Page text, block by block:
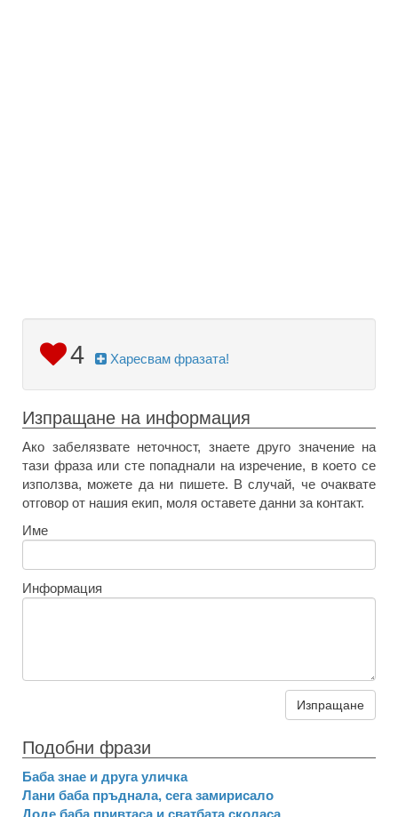
4 Харесвам фразата!
Изпращане на информация
Ако забелязвате неточност, знаете друго значение на
тази фраза или сте попаднали на изречение, в което се
използва, можете да ни пишете. В случай, че очаквате
отговор от нашия екип, моля оставете данни за контакт.
Име
Информация
Изпращане
Подобни фрази
Баба знае и друга уличка
Лани баба пръднала, сега замирисало
Доде баба привтаса и сватбата сколаса